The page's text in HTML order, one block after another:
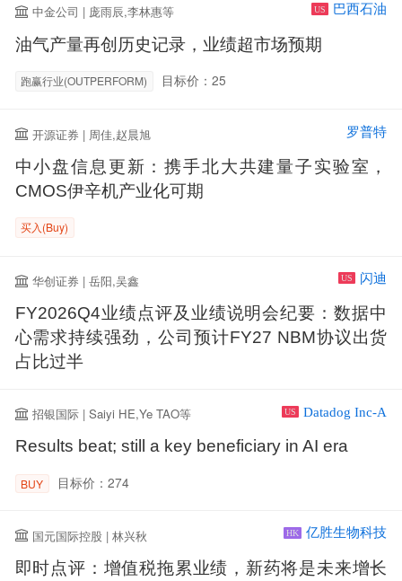
中金公司 | 庞雨辰,李林惠等 US 巴西石油
油气产量再创历史记录，业绩超市场预期
跑赢行业(OUTPERFORM) 目标价：25
开源证券 | 周佳,赵晨旭 罗普特
中小盘信息更新：携手北大共建量子实验室，
CMOS伊辛机产业化可期
买入(Buy)
华创证券 | 岳阳,吴鑫 US 闪迪
FY2026Q4业绩点评及业绩说明会纪要：数据中
心需求持续强劲，公司预计FY27 NBM协议出货
占比过半
招银国际 | Saiyi HE,Ye TAO等 US Datadog Inc-A
Results beat; still a key beneficiary in AI era
BUY 目标价：274
国元国际控股 | 林兴秋 HK 亿胜生物科技
即时点评：增值税拖累业绩，新药将是未来增长